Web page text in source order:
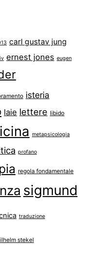
carl gustav jung
ernest jones eugen
isteria
laie lettere libido
metapsicologia
profano
regola fondamentale
sigmund
traduzione
stekel